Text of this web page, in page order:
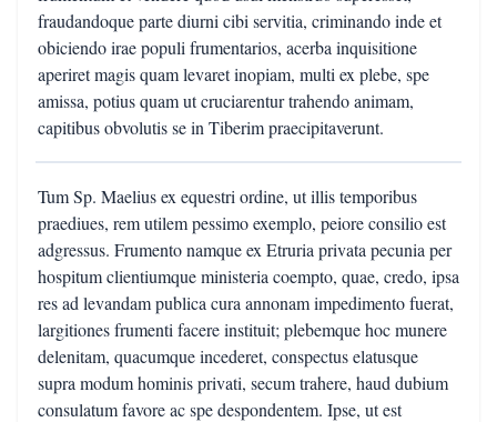
fraudandoque parte diurni cibi servitia, criminando inde et
obiciendo irae populi frumentarios, acerba inquisitione
aperiret magis quam levaret inopiam, multi ex plebe, spe
amissa, potius quam ut cruciarentur trahendo animam,
capitibus obvolutis se in Tiberim praecipitaverunt.
Tum Sp. Maelius ex equestri ordine, ut illis temporibus
praediues, rem utilem pessimo exemplo, peiore consilio est
adgressus. Frumento namque ex Etruria privata pecunia per
hospitum clientiumque ministeria coempto, quae, credo, ipsa
res ad levandam publica cura annonam impedimento fuerat,
largitiones frumenti facere instituit; plebemque hoc munere
delenitam, quacumque incederet, conspectus elatusque
supra modum hominis privati, secum trahere, haud dubium
consulatum favore ac spe despondentem. Ipse, ut est